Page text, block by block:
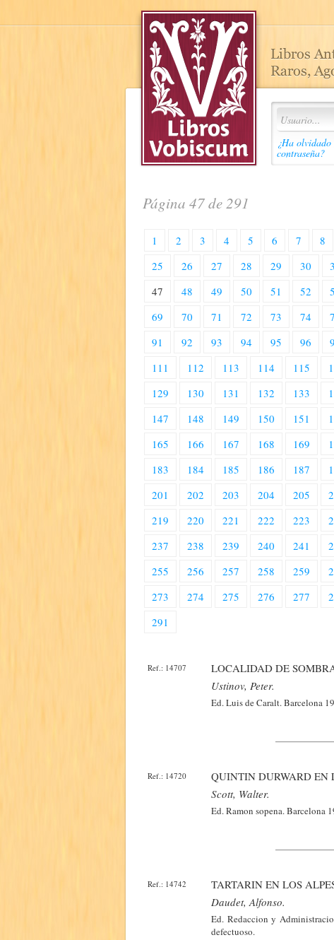
¿Ha
contraseña?
Página 47 de 291
1 2 3 4 5 6 7 8
25
26 27 28 29 30
47
48 49 50 51 52
69
70 71 72 73 74
91
92 93 94 95 96
111
112 113 114 115
129
130 131 132 133
147
148 149 150 151
165
166 167 168 169
183
184 185 186 187
201
202 203 204 205
219
220 221 222 223
237
238 239 240 241
255
256 257 258 259
273
274 275 276 277
291
Ref.: 14707
LOCALIDAD DE
Ustinov, Peter.
Ed. Luis de Caralt. Barcelona
Ref.: 14720
QUINTIN DURWARD EN
Scott, Walter.
Ed. Ramon sopena. Barcelona
Ref.: 14742
TARTARIN EN LOS
Daudet, Alfonso.
Ed. Redaccion y
defectuoso.